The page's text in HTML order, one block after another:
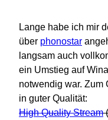
Lange habe ich mir
über phonostar
langsam auch
ein Umstieg auf
notwendig war. Zum
in guter Qualität:
High Quality Stream